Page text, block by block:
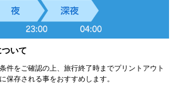
いて
件をご確認の上、旅行終了時までプリントアウト
保存される事をおすすめします。